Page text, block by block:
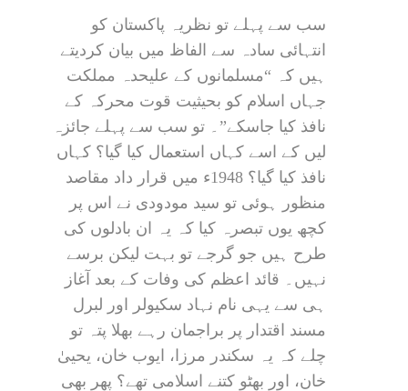
سب سے پہلے تو نظریہ پاکستان کو
انتہائی سادہ سے الفاظ میں بیان کردیتے
ہیں کہ “مسلمانوں کے علیحدہ مملکت
جہاں اسلام کو بحیثیت قوت محرکہ کے
نافذ کیا جاسکے”۔ تو سب سے پہلے جائزہ
لیں کے اسے کہاں استعمال کیا گیا؟ کہاں
نافذ کیا گیا؟ 1948ء میں قرار داد مقاصد
منظور ہوئی تو سید مودودی نے اس پر
کچھ یوں تبصرہ کیا کہ یہ ان بادلوں کی
طرح ہیں جو گرجے تو بہت لیکن برسے
نہیں۔ قائد اعظم کی وفات کے بعد آغاز
ہی سے یہی نام نہاد سکیولر اور لبرل
مسند اقتدار پر براجمان رہے بھلا پتہ تو
چلے کہ یہ سکندر مرزا، ایوب خان، یحییٰ
خان، اور بھٹو کتنے اسلامی تھے؟ پھر بھی